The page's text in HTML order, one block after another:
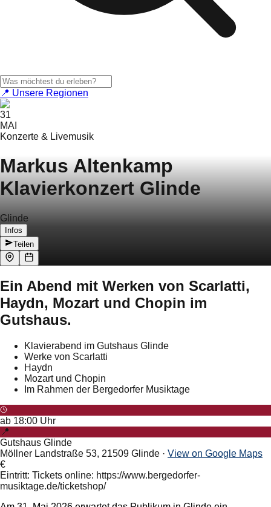
📍 Unsere Regionen
31
MAI
Konzerte & Livemusik
Markus Altenkamp
Klavierkonzert Glinde
Glinde
Infos
Teilen
Ein Abend mit Werken von Scarlatti,
Haydn, Mozart und Chopin im
Gutshaus.
Klavierabend im Gutshaus Glinde
Werke von Scarlatti
Haydn
Mozart und Chopin
Im Rahmen der Bergedorfer Musiktage
ab 18:00 Uhr
📍
Gutshaus Glinde
Möllner Landstraße 53, 21509 Glinde · View on Google Maps
€
Eintritt: Tickets online: https://www.bergedorfer-
musiktage.de/ticketshop/